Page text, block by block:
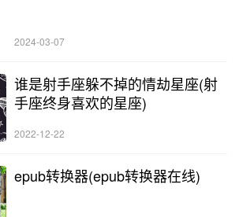
2024-03-07
谁是射手座躲不掉的情劫星座(射
手座终身喜欢的星座)
2022-12-22
epub转换器(epub转换器在线)